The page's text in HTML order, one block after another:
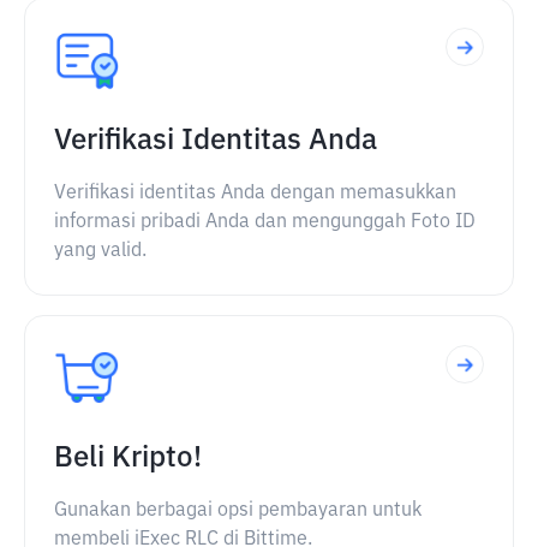
Verifikasi Identitas Anda
Verifikasi identitas Anda dengan memasukkan
informasi pribadi Anda dan mengunggah Foto ID
yang valid.
Beli Kripto!
Gunakan berbagai opsi pembayaran untuk
membeli iExec RLC di Bittime.